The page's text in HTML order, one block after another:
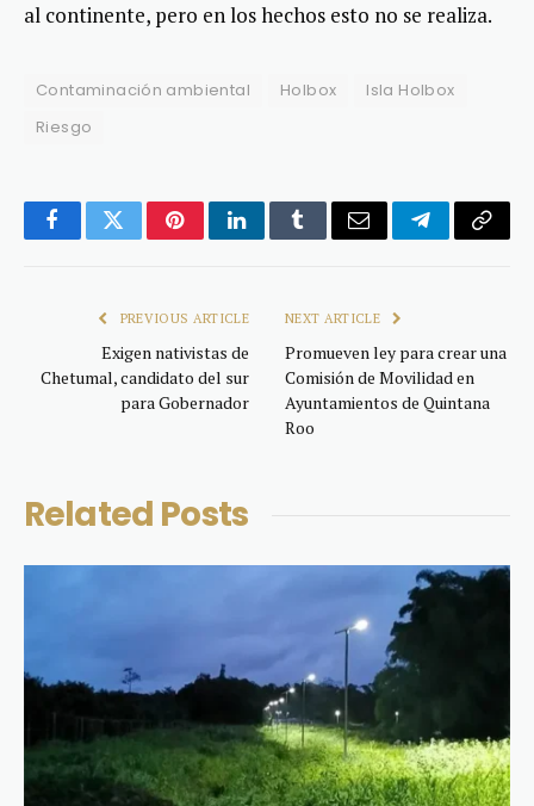
al continente, pero en los hechos esto no se realiza.
Contaminación ambiental Holbox
Isla Holbox
Riesgo
FacebookTwitterPinterestLinkedInTumblrEmail TelegramCopy
PREVIOUS ARTICLE
Exigen nativistas de
Chetumal, candidato del sur
para Gobernador
NEXT ARTICLE
Promueven ley para crear una
Comisión de Movilidad en
Ayuntamientos de Quintana
Roo
Related Posts